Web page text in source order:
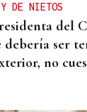
DE NIETOS
del
ser
no